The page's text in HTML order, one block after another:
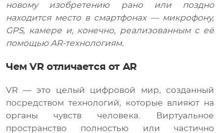
новому изобретению рано или поздно
находится место в смартфонах — микрофону,
GPS, камере и, конечно, реализованным с её
помощью AR-технологиям.
Чем VR отличается от AR
VR — это целый цифровой мир, созданный
посредством технологий, которые влияют на
органы чувств человека. Виртуальное
пространство полностью или частично